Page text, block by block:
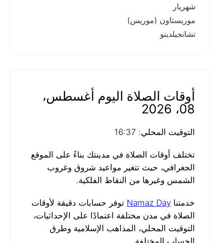
شهريار
موريستاون (موريس)
تشانجيلدينو
أوقات الصلاة اليوم أغسطس،
08، 2026
التوقيت المحلي: 16:37
تختلف أوقات الصلاة في مدينتك بناءً على الموقع
الجغرافي، حيث تتغير مواعيد شروق وغروب
الشمس وغيرها من النقاط الفلكية.
خدمتنا Namaz Day توفر حسابات دقيقة لأوقات
الصلاة في مدن مختلفة اعتمادًا على الإحداثيات،
التوقيت المحلي، المذاهب الإسلامية وطرق